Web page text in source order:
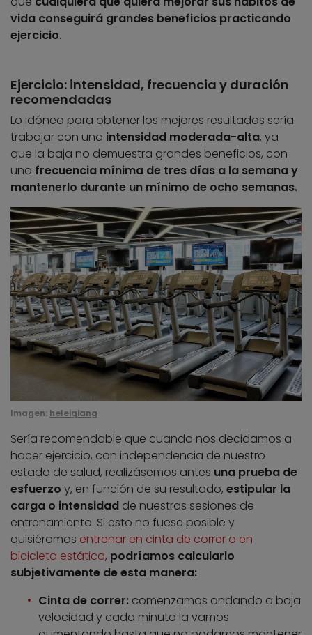
vida conseguirá grandes beneficios practicando
ejercicio.
Ejercicio: intensidad, frecuencia y duración
recomendadas
Lo idóneo para obtener los mejores resultados sería
trabajar con una intensidad moderada-alta, ya
que la baja no demuestra grandes beneficios, con
una frecuencia mínima de tres días a la semana y
mantenerlo durante un mínimo de ocho semanas.
Imagen: heleiqiang
Sería recomendable que cuando nos decidamos a
hacer ejercicio, con independencia de nuestro
estado de salud, realizásemos antes una prueba de
esfuerzo y, en función de su resultado, estipular la
carga o intensidad de nuestras sesiones de
entrenamiento. Si esto no fuese posible y
quisiéramos entrenar en cinta de correr o en
bicicleta estática, podríamos calcularlo
subjetivamente de esta manera:
Cinta de correr: comenzamos andando a baja
velocidad y cada minuto la vamos